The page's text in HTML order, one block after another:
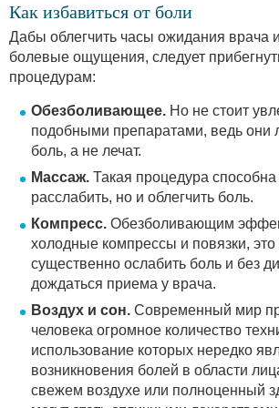
Как избавиться от боли
Дабы облегчить часы ожидания врача
болевые ощущения, следует
процедурам:
Обезболивающее. Но не стоит
подобными препаратами, ведь они
боль, а не лечат.
Массаж. Такая процедура способна
расслабить, но и облегчить боль.
Компресс. Обезболивающим
холодные компрессы и повязки,
существенно ослабить боль и без
дождаться приема у врача.
Воздух и сон. Современный мир
человека огромное количество
использование которых нередко
возникновения болей в области
свежем воздухе или полноценный